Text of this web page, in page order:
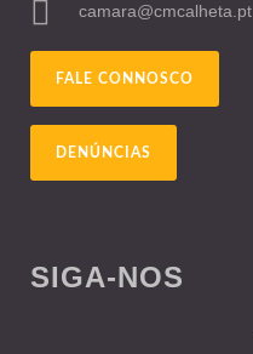
camara@cmcalheta.pt
FALE CONNOSCO
DENÚNCIAS
SIGA-NOS